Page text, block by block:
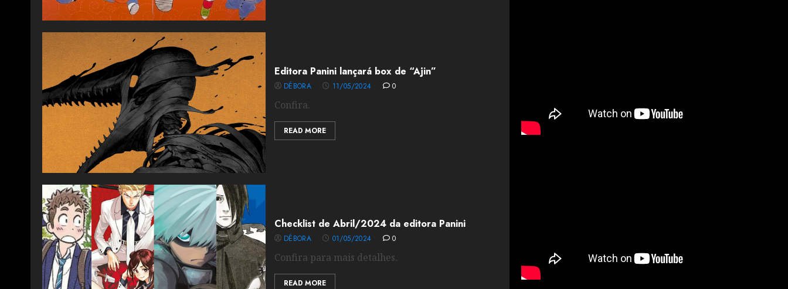
Editora Panini lançará box de “Ajin”
DÉBORA 11/05/2024 0
Confira.
READ MORE
Checklist de Abril/2024 da editora Panini
DÉBORA 01/05/2024 0
Confira para mais detalhes.
READ MORE